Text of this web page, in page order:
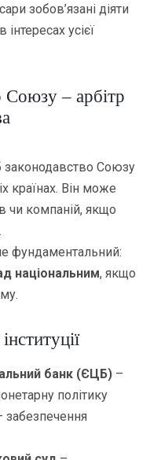
зобов’язані діяти
інтересах усієї
Союзу – арбітр
Союзу
країнах. Він може
чи компаній, якщо
фундаментальний:
національним, якщо
банк (ЄЦБ) –
політику
забезпечення